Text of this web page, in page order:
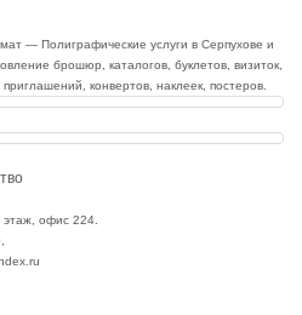
— Полиграфические услуги в Серпухове и
брошюр, каталогов, буклетов, визиток,
конвертов, наклеек, постеров.
этаж, офис 224.